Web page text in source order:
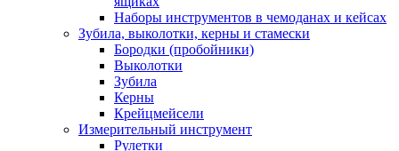
Наборы инструментов в чемоданах и кейсах
Зубила, выколотки, керны и стамески
Бородки (пробойники)
Выколотки
Зубила
Керны
Крейцмейсели
Измерительный инструмент
Рулетки